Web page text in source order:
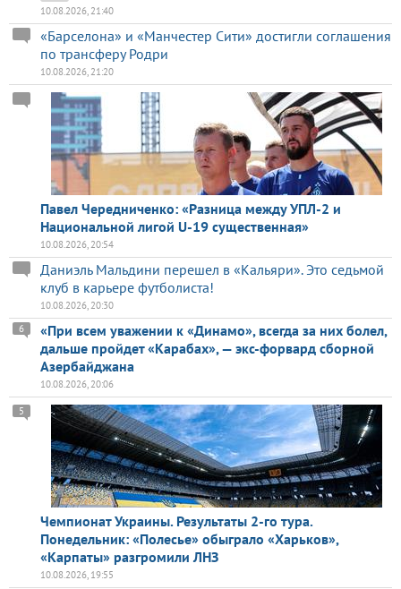
10.08.2026, 21:40
«Барселона» и «Манчестер Сити» достигли соглашения
по трансферу Родри
10.08.2026, 21:20
Павел Чередниченко: «Разница между УПЛ-2 и
Национальной лигой U-19 существенная»
10.08.2026, 20:54
Даниэль Мальдини перешел в «Кальяри». Это седьмой
клуб в карьере футболиста!
10.08.2026, 20:30
«При всем уважении к «Динамо», всегда за них болел,
дальше пройдет «Карабах», — экс-форвард сборной
Азербайджана
6
10.08.2026, 20:06
Чемпионат Украины. Результаты 2-го тура.
Понедельник: «Полесье» обыграло «Харьков»,
«Карпаты» разгромили ЛНЗ
5
10.08.2026, 19:55